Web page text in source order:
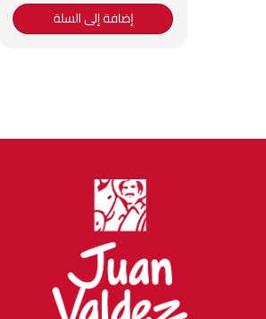
إضافة إلى السلة